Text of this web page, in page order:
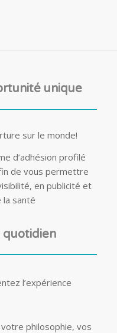
unique
sur le monde!
d’adhésion profilé
de vous permettre
en publicité et
la santé
quotidien
l’expérience
philosophie, vos